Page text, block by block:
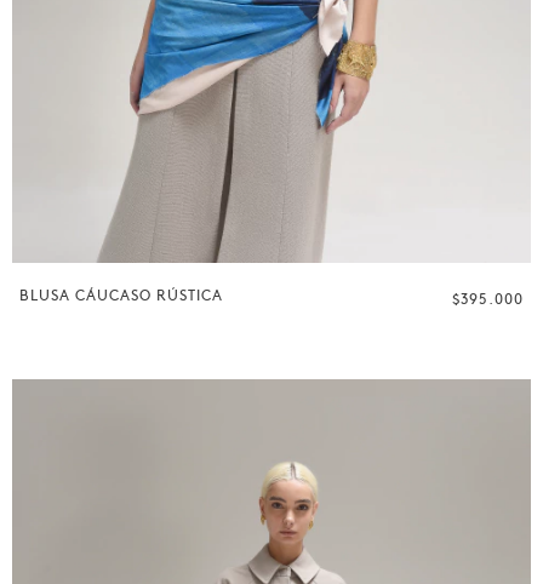
BLUSA CÁUCASO RÚSTICA $395.000